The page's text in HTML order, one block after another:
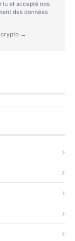
lu et accepté nos
des données
crypto →